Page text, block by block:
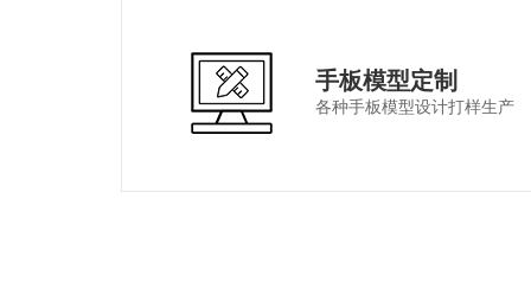
手板模型定制
各种手板模型设计打样生产